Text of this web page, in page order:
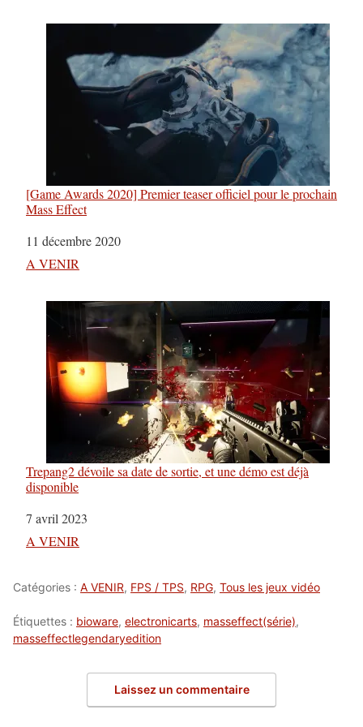
[Game Awards 2020] Premier teaser officiel pour le prochain
Mass Effect
Date
11 décembre 2020
Par rapport à
A VENIR
Trepang2 dévoile sa date de sortie, et une démo est déjà
disponible
Date
7 avril 2023
Par rapport à
A VENIR
Catégories : A VENIR, FPS / TPS, RPG, Tous les jeux vidéo
Étiquettes : bioware, electronicarts, masseffect(série),
masseffectlegendaryedition
Laissez un commentaire